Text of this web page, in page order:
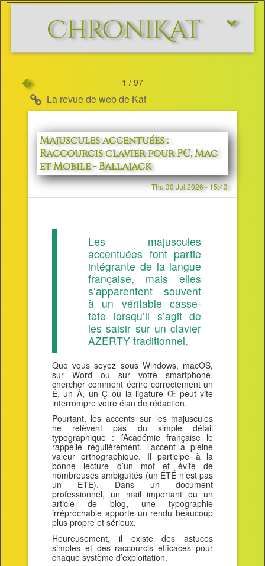
Afficher/
ChroniKat
1 / 97
La revue de web de Kat
Majuscules accentuées :
Raccourcis clavier pour PC, Mac
et Mobile - Ballajack
Thu 30 Jul 2026 - 15:43
Les majuscules
accentuées font partie
intégrante de la langue
française, mais elles
s’apparentent souvent
à un véritable casse-
tête lorsqu’il s’agit de
les saisir sur un clavier
AZERTY traditionnel.
Que vous soyez sous Windows, macOS,
sur Word ou sur votre smartphone,
chercher comment écrire correctement un
É, un À, un Ç ou la ligature Œ peut vite
interrompre votre élan de rédaction.
Pourtant, les accents sur les majuscules
ne relèvent pas du simple détail
typographique : l’Académie française le
rappelle régulièrement, l’accent a pleine
valeur orthographique. Il participe à la
bonne lecture d’un mot et évite de
nombreuses ambiguïtés (un ÉTÉ n’est pas
un ETE). Dans un document
professionnel, un mail important ou un
article de blog, une typographie
irréprochable apporte un rendu beaucoup
plus propre et sérieux.
Heureusement, il existe des astuces
simples et des raccourcis efficaces pour
chaque système d’exploitation.